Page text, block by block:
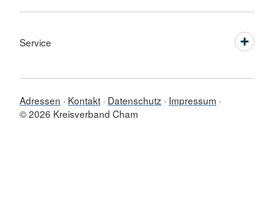
Service
Adressen Kontakt Datenschutz
Impressum
© 2026 Kreisverband Cham